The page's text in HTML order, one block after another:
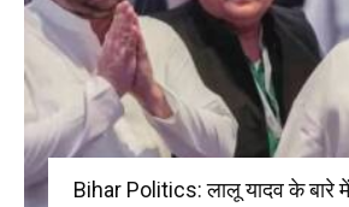
Bihar Politics: लालू यादव के बारे में